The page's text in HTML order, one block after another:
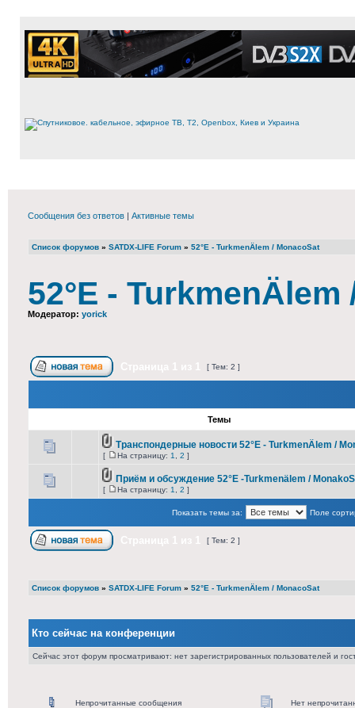
Сообщения без ответов | Активные темы
Список форумов » SATDX-LIFE Forum » 52°E - TurkmenÄlem / MonacoSat
52°E -
Модератор: yorick
[ Тем: 2 ]
Темы
Транспондерные новости 52°E - TurkmenÄlem /
[ На страницу: 1 2 ]
Приём и обсуждение 52°E -Turkmenälem /
[ На страницу: 1 2 ]
Показать темы за: Поле
[ Тем: 2 ]
Список форумов » SATDX-LIFE Forum » 52°E - TurkmenÄlem / MonacoSat
Кто сейчас на конференции
Сейчас этот форум просматривают: нет зарегистрированных пользователей и
Непрочитанные сообщения Нет